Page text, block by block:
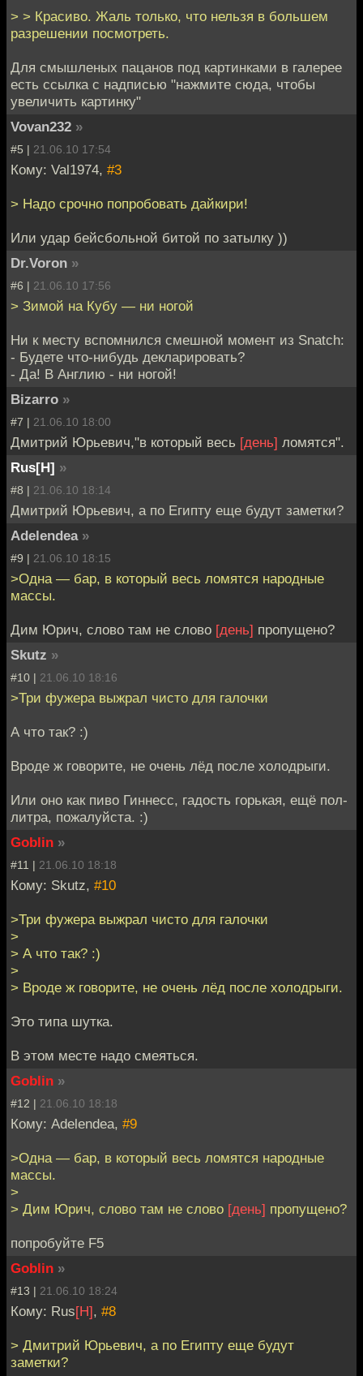
> > Красиво. Жаль только, что нельзя в большем
разрешении посмотреть.
Для смышленых пацанов под картинками в галерее
есть ссылка с надписью "нажмите сюда, чтобы
увеличить картинку"
Vovan232 »
#5 | 21.06.10 17:54
Кому: Val1974, #3
> Надо срочно попробовать дайкири!
Или удар бейсбольной битой по затылку ))
Dr.Voron »
#6 | 21.06.10 17:56
> Зимой на Кубу — ни ногой
Ни к месту вспомнился смешной момент из Snatch:
- Будете что-нибудь декларировать?
- Да! В Англию - ни ногой!
Bizarro »
#7 | 21.06.10 18:00
Дмитрий Юрьевич,"в который весь [день] ломятся".
Rus[H] »
#8 | 21.06.10 18:14
Дмитрий Юрьевич, а по Египту еще будут заметки?
Adelendea »
#9 | 21.06.10 18:15
>Одна — бар, в который весь ломятся народные
массы.
Дим Юрич, слово там не слово [день] пропущено?
Skutz »
#10 | 21.06.10 18:16
>Три фужера выжрал чисто для галочки
А что так? :)
Вроде ж говорите, не очень лёд после холодрыги.
Или оно как пиво Гиннесс, гадость горькая, ещё пол-
литра, пожалуйста. :)
Goblin »
#11 | 21.06.10 18:18
Кому: Skutz, #10
>Три фужера выжрал чисто для галочки
>
> А что так? :)
>
> Вроде ж говорите, не очень лёд после холодрыги.
Это типа шутка.
В этом месте надо смеяться.
Goblin »
#12 | 21.06.10 18:18
Кому: Adelendea, #9
>Одна — бар, в который весь ломятся народные
массы.
>
> Дим Юрич, слово там не слово [день] пропущено?
попробуйте F5
Goblin »
#13 | 21.06.10 18:24
Кому: Rus[H], #8
> Дмитрий Юрьевич, а по Египту еще будут
заметки?